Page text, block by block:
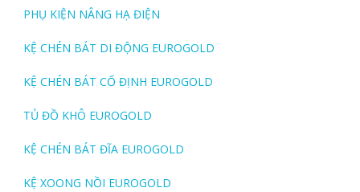
PHỤ KIỆN NÂNG HẠ ĐIỆN
KỆ CHÉN BÁT DI ĐỘNG EUROGOLD
KỆ CHÉN BÁT CỐ ĐỊNH EUROGOLD
TỦ ĐỒ KHÔ EUROGOLD
KỆ CHÉN BÁT ĐĨA EUROGOLD
KỆ XOONG NỒI EUROGOLD